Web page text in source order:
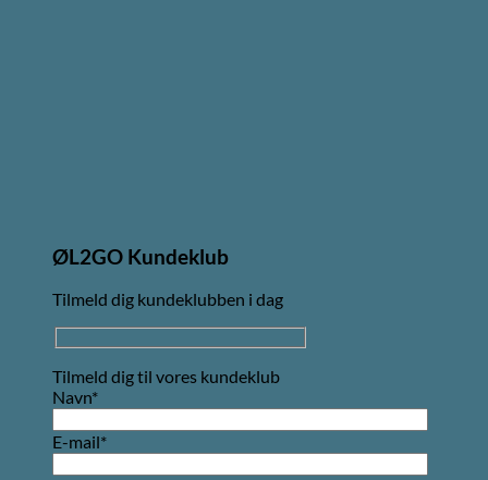
ØL2GO Kundeklub
Tilmeld dig kundeklubben i dag
Tilmeld dig til vores kundeklub
Navn*
E-mail*